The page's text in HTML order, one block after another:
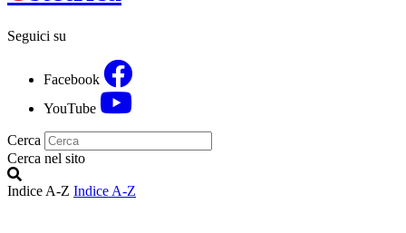
Seguici su
Facebook
YouTube
Cerca
Cerca nel sito
Indice A-Z Indice A-Z